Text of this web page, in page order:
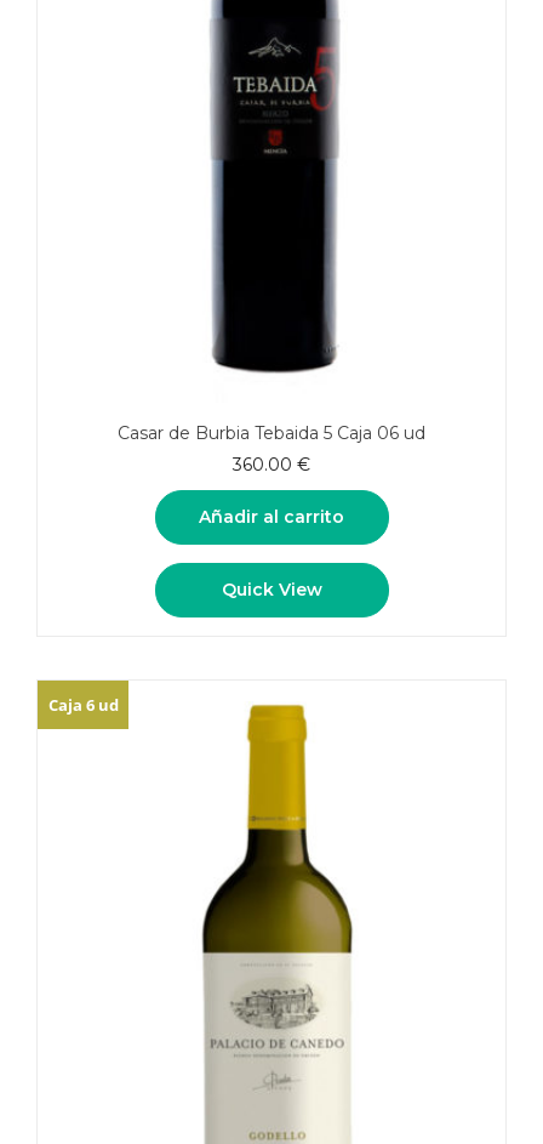
Casar de Burbia Tebaida 5 Caja 06 ud
360.00 €
Añadir al carrito
Quick View
Caja 6 ud